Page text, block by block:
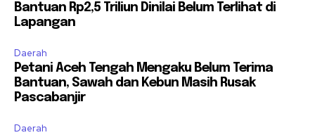
Bantuan Rp2,5 Triliun Dinilai Belum Terlihat di
Lapangan
Daerah
Petani Aceh Tengah Mengaku Belum Terima
Bantuan, Sawah dan Kebun Masih Rusak
Pascabanjir
Daerah